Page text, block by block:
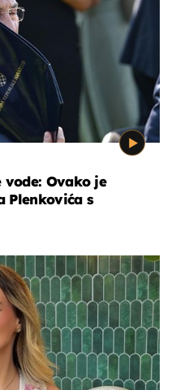
vode: Ovako je
Plenkovića s